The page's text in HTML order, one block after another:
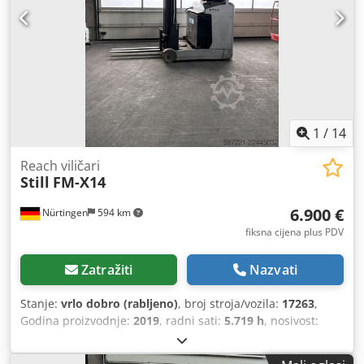
1 / 14
Nürtingen 594 km
Reach viličari
Still FM-X14
6.900 €
fiksna cijena plus PDV
Zatražiti Nazvati
Stanje: vrlo dobro (rabljeno), broj stroja/vozila: 17263,
Godina proizvodnje: 2019, radni sati: 5.719 h, nosivost:
6.800 mm
2.400 mm, težište tereta:500 mm, vrsta goriva:električni,